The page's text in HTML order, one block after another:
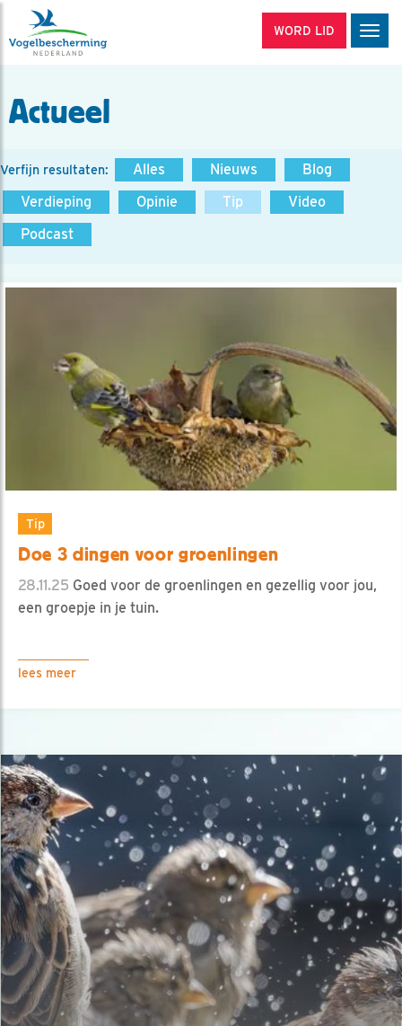
WORD LID
Actueel
Verfijn resultaten: Alles Nieuws
Blog
Verdieping
Opinie Tip
Video
Podcast
Tip
Doe 3 dingen voor groenlingen
28.11.25 Goed voor de groenlingen en gezellig voor jou,
een groepje in je tuin.
lees meer